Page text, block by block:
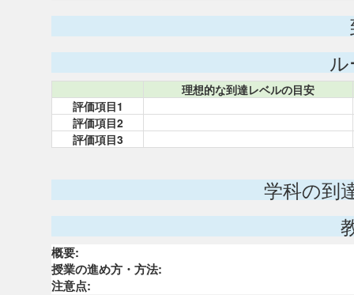
理想的な到達レベルの目安
評価項目1
評価項目2
評価項目3
学科の到
概要:
授業の進め方・方法:
注意点: